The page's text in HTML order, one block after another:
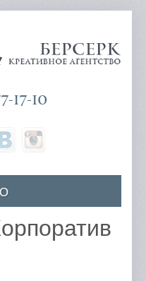
17-10